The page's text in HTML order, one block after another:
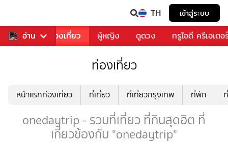
TH เข้าสู่ระบบ
อ่าน
อาหาร ท่องเที่ยว ผู้หญิง ดูดวง ทรูไอดี ครีเอเตอ
ท่องเที่ยว
หน้าแรกท่องเที่ยว ที่เที่ยว ที่เที่ยวกรุงเทพ ที่พัก
onedaytrip - รวมที่เที่ยว ที่กินสุดฮิต ที่
เกี่ยวข้องกับ "onedaytrip"